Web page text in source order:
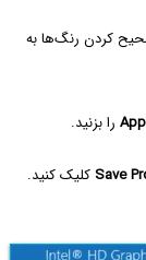
کردن رنگ‌ها به
را بزنید.
Save کلیک کنید.